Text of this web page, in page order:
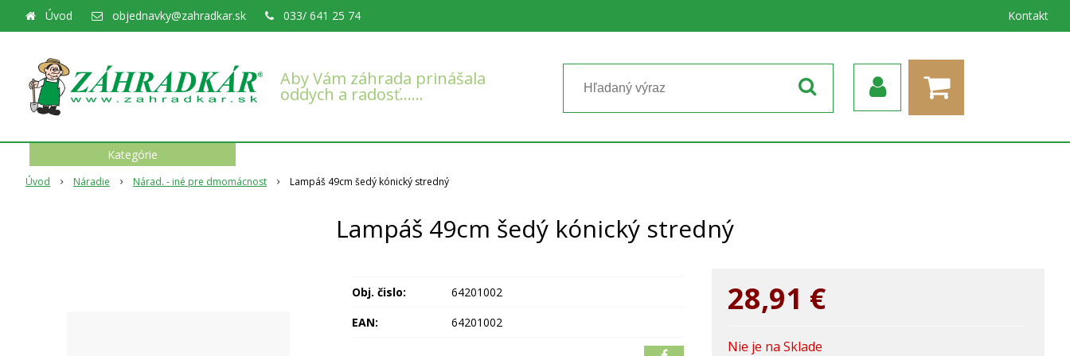
Aby Vám záhrada prinášala
oddych a radosť……
Úvod objednavky@zahradkar.sk 033/ 641 25 74 Kontakt
Úvod Náradie Nárad. - iné pre dmomácnost Lampáš 49cm šedý kónický stredný
Lampáš 49cm šedý kónický stredný
28,91 €
Nie je na Sklade
Obj. čislo:
64201002
EAN:
64201002
Kategórie